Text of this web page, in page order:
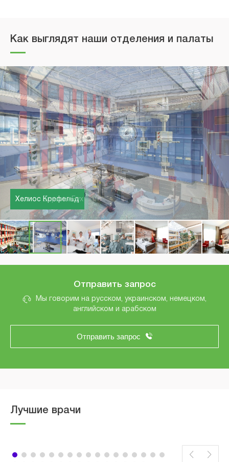
Как выглядят наши отделения и палаты
Хелиос Берлин-Бух
Хелиос Крефельд
Отправить запрос
Мы говорим на русском, украинском, немецком,
английском и арабском
Отправить запрос
Лучшие врачи